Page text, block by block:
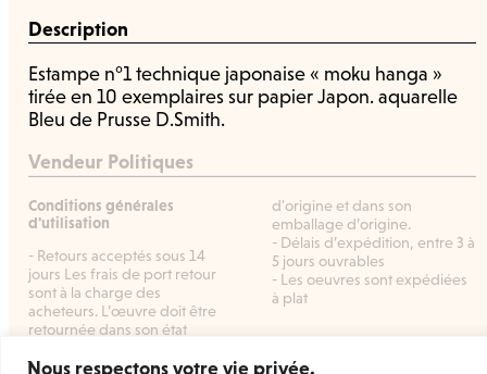
Nous respectons votre vie privée.
Description
Estampe n°1 technique japonaise « moku hanga »
tirée en 10 exemplaires sur papier Japon. aquarelle
Bleu de Prusse D.Smith.
Vendeur Politiques
Conditions générales
d'utilisation
- Retours acceptés sous 14
jours Les frais de port retour
sont à la charge des
acheteurs. L’œuvre doit être
retournée dans son état
d'origine et dans son
emballage d’origine.
- Délais d’expédition, entre 3 à
5 jours ouvrables
- Les oeuvres sont expédiées
à plat